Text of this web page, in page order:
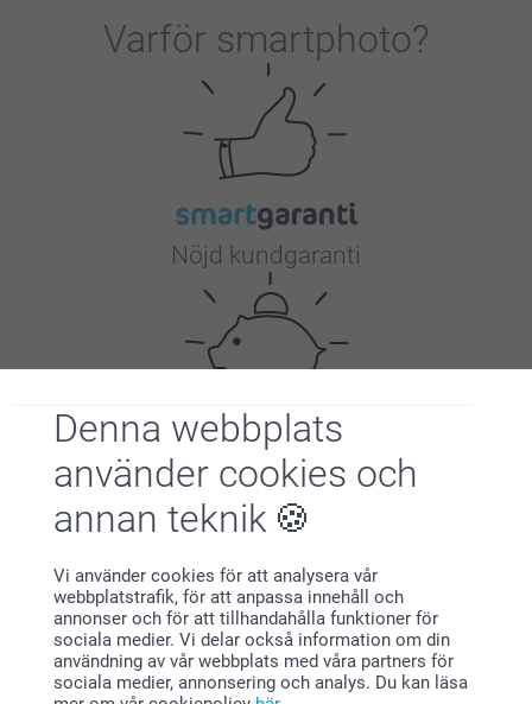
Denna webbplats
använder cookies och
annan teknik
Vi använder cookies för att analysera vår
webbplatstrafik, för att anpassa innehåll och
annonser och för att tillhandahålla funktioner för
sociala medier. Vi delar också information om din
användning av vår webbplats med våra partners för
sociala medier, annonsering och analys. Du kan läsa
Varför smartphoto?
Nöjd kundgaranti
Bonus på alla dina köp
Letar du efter inspiration?